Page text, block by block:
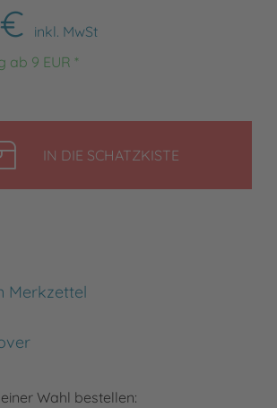
inkl. MwSt
ab 9 EUR *
IN DIE SCHATZKISTELEGEN
Merkzettel
Wahl bestellen: